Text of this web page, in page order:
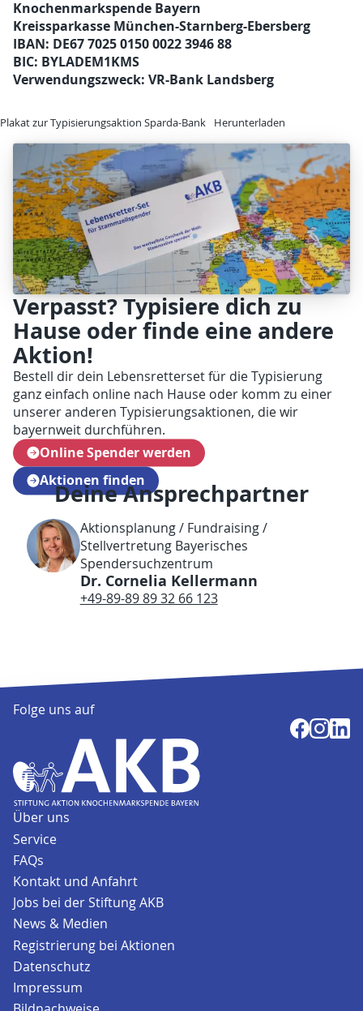
Knochenmarkspende Bayern
Kreissparkasse München-Starnberg-Ebersberg
IBAN: DE67 7025 0150 0022 3946 88
BIC: BYLADEM1KMS
Verwendungszweck: VR-Bank Landsberg
Plakat zur Typisierungsaktion Sparda-Bank Herunterladen
Verpasst? Typisiere dich zu
Hause oder finde eine andere
Aktion!
Bestell dir dein Lebensretterset für die Typisierung
ganz einfach online nach Hause oder komm zu einer
unserer anderen Typisierungsaktionen, die wir
bayernweit durchführen.
Online Spender werden
Aktionen finden
Deine Ansprechpartner
Aktionsplanung / Fundraising /
Stellvertretung Bayerisches
Spendersuchzentrum
Dr. Cornelia Kellermann
+49-89-89 89 32 66 123
Folge uns auf
Über uns
Service
FAQs
Kontakt und Anfahrt
Jobs bei der Stiftung AKB
News & Medien
Registrierung bei Aktionen
Datenschutz
Impressum